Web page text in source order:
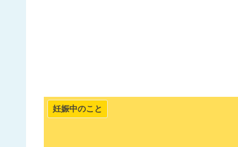
妊娠中のこと